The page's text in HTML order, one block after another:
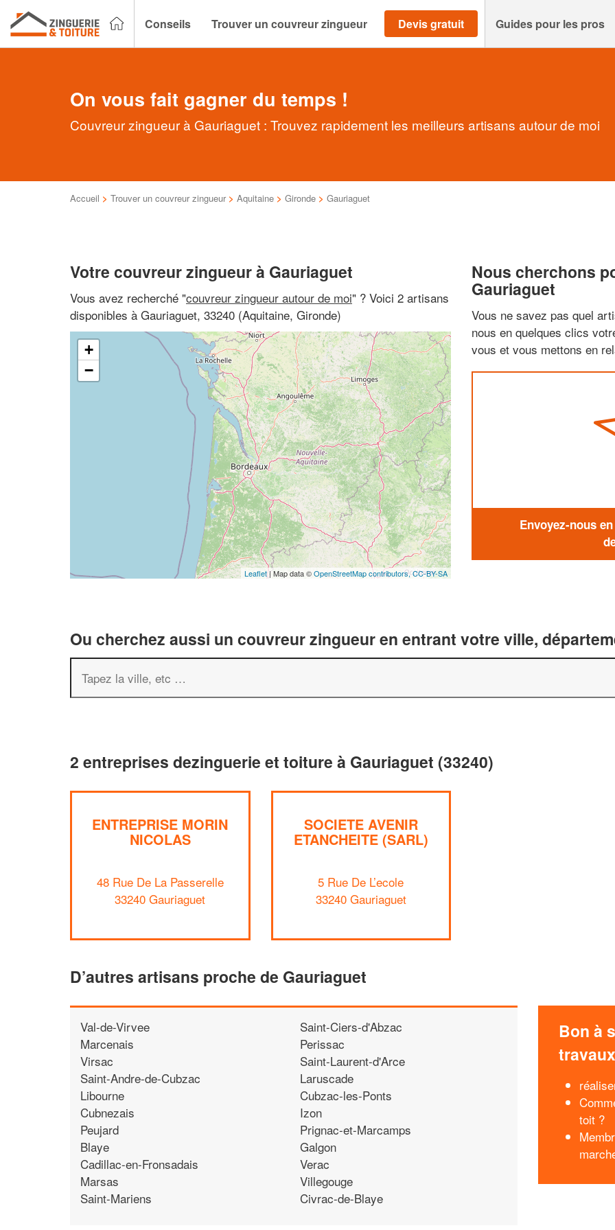
Conseils Trouver un couvreur zingueur Devis gratuit Guides pour les pros
On vous fait gagner du temps !
Couvreur zingueur à Gauriaguet : Trouvez rapidement les meilleurs artisans autour de moi
Accueil > Trouver un couvreur zingueur > Aquitaine > Gironde > Gauriaguet
Votre couvreur zingueur à Gauriaguet
Vous avez recherché "couvreur zingueur autour de moi" ? Voici 2 artisans
disponibles à Gauriaguet, 33240 (Aquitaine, Gironde)
+
−
Leaflet| Map data ©OpenStreetMap contributors,CC-BY-SA
Nous cherchons
Gauriaguet
Vous ne savez pas quel
nous en quelques clics
vous et vous mettons en
Envoyez-nous
Ou cherchez aussi un couvreur zingueur en entrant votre ville,
2 entreprises dezinguerie et toiture à Gauriaguet (33240)
ENTREPRISE MORIN
NICOLAS
48 Rue De La Passerelle
33240 Gauriaguet
SOCIETE AVENIR
ETANCHEITE (SARL)
5 Rue De L’ecole
33240 Gauriaguet
D’autres artisans proche de Gauriaguet
Val-de-Virvee
Marcenais
Virsac
Saint-Andre-de-Cubzac
Libourne
Cubnezais
Peujard
Blaye
Cadillac-en-Fronsadais
Marsas
Saint-Mariens
Saint-Ciers-d'Abzac
Perissac
Saint-Laurent-d'Arce
Laruscade
Cubzac-les-Ponts
Izon
Prignac-et-Marcamps
Galgon
Verac
Villegouge
Civrac-de-Blaye
Bon à
travaux
toit ?